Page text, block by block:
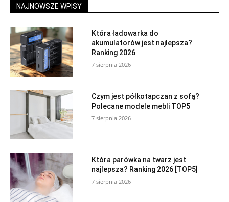
NAJNOWSZE WPISY
Która ładowarka do
akumulatorów jest najlepsza?
Ranking 2026
7 sierpnia 2026
Czym jest półkotapczan z sofą?
Polecane modele mebli TOP5
7 sierpnia 2026
Która parówka na twarz jest
najlepsza? Ranking 2026 [TOP5]
7 sierpnia 2026